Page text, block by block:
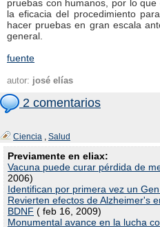
pruebas con humanos, por lo
la eficacia del procedimiento
hacer pruebas en gran escala
general.
fuente
autor: josé elías
2 comentarios
Ciencia , Salud
Previamente en eliax:
Vacuna puede curar pérdida de
2006)
Identifican por primera vez un
Revierten efectos de Alzheimer's
BDNF ( feb 16, 2009)
Monumental avance en la lucha